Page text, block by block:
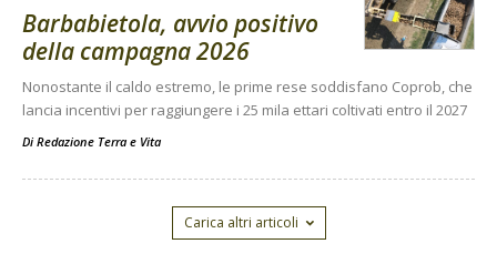
Barbabietola, avvio positivo
della campagna 2026
Nonostante il caldo estremo, le prime rese soddisfano Coprob, che
lancia incentivi per raggiungere i 25 mila ettari coltivati entro il 2027
Di Redazione Terra e Vita
Carica altri articoli